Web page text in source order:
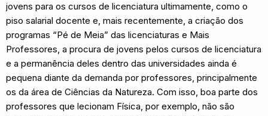
jovens para os cursos de licenciatura ultimamente, como o
piso salarial docente e, mais recentemente, a criação dos
programas “Pé de Meia” das licenciaturas e Mais
Professores, a procura de jovens pelos cursos de licenciatura
e a permanência deles dentro das universidades ainda é
pequena diante da demanda por professores, principalmente
os da área de Ciências da Natureza. Com isso, boa parte dos
professores que lecionam Física, por exemplo, não são